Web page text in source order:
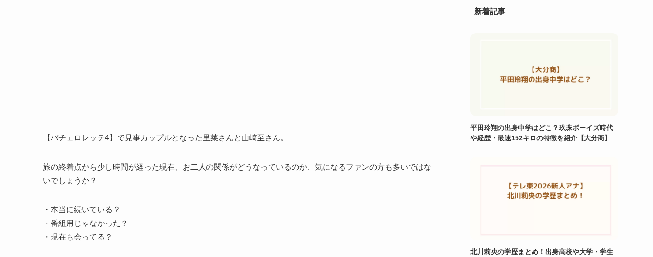
【バチェロレッテ4】で見事カップルとなった里菜さんと山崎至さん。
旅の終着点から少し時間が経った現在、お二人の関係がどうなっているのか、気になるファンの方も多いではな
いでしょうか？
・本当に続いている？
・番組用じゃなかった？
・現在も会ってる？
新着記事
平田玲翔の出身中学はどこ？玖珠ボーイズ時代
や経歴・最速152キロの特徴を紹介【大分商】
北川莉央の学歴まとめ！出身高校や大学・学生